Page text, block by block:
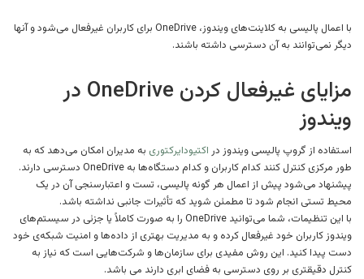
با اعمال پالیسی به کلاینت‌های ویندوز، OneDrive برای کاربران غیرفعال می‌شود و آنها
دیگر نمی‌توانند به آن دسترسی داشته باشند.
مزایای غیرفعال کردن OneDrive در
ویندوز
استفاده از گروپ پالیسی ویندوز در اکتیودایرکتوری به مدیران امکان می‌دهد که به
طور مرکزی کنترل کنند کدام کاربران و کدام دستگاه‌ها به OneDrive دسترسی دارند.
پیشنهاد می‌شود پیش از اعمال هر گونه پالیسی، تست و اعتبارسنجی آن در یک
محیط تستی انجام شود تا مطمئن شوید که تأثیرات جانبی نداشته باشد.
با این تنظیمات، شما می‌توانید OneDrive را به صورت کاملاً یا جزئی در سیستم‌های
ویندوز کاربران خود غیرفعال کرده و به مدیریت بهتری از داده‌ها و امنیت شبکه‌ی خود
دست پیدا کنید. این روش مفیدی برای سازمان‌ها و شرکت‌هایی است که نیاز به
کنترل دقیقتری بر روی دسترسی به فضای ابری دارند می باشد.